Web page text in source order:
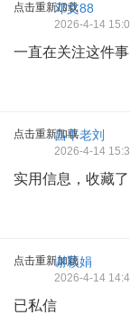
点击重新加载
邓文88
2026-4-14
一直在关注这件事
点击重新加载昌平老刘
2026-4-14
实用信息，收藏了
点击重新加载
谢颖娟
2026-4-14
已私信